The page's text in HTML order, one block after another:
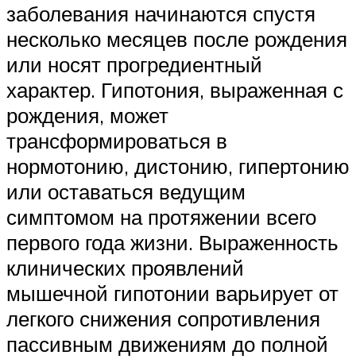
заболевания начинаются спустя
несколько месяцев после рождения
или носят прогредиентный
характер. Гипотония, выраженная с
рождения, может
трансформироваться в
нормотонию, дистонию, гипертонию
или оставаться ведущим
симптомом на протяжении всего
первого года жизни. Выраженность
клинических проявлений
мышечной гипотонии варьирует от
легкого снижения сопротивления
пассивным движениям до полной